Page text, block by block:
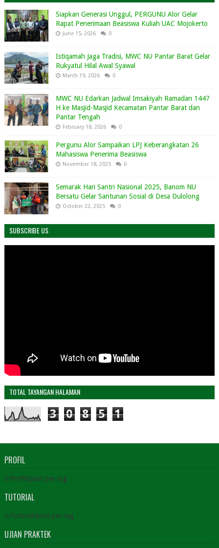
Siapkan Generasi Unggul, PERGUNU Alor Gelar
Rapat Penerimaan Beasiswa Kuliah UAC Mojokerto
June 15, 2026 0
Istiqamah Jaga Tradisi, MWC NU Pantar Barat Gelar
Rukyatul Hilal Awal Syawal
March 19, 2026 0
MWC NU Edarkan Jadwal Imsakiyah Ramadan 1447
H ke Masjid-Masjid Kecamatan Pantar Barat dan
Pantar Tengah
February 18, 2026 0
Pergunu Alor Sampaikan LPJ Keberangkatan 26
Mahasiswa Penerima Beasiswa
November 18, 2025 0
Semarak Hari Santri Nasional 2025, Banom NU
Bersatu Gelar Santunan Sosial di Desa Dulolong
October 22, 2025 0
SUBSCRIBE US
TOTAL TAYANGAN HALAMAN
3 0 8 5 1
PROFIL
3/Profil/post-per-tag
TUTORIAL
3/Tutorial/post-per-tag
UJIAN PRAKTEK